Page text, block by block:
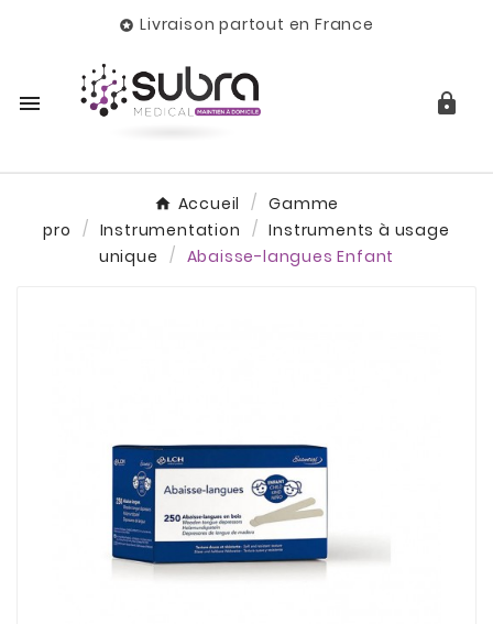
 Livraison partout en France
 
Accueil
Gamme
pro
Instrumentation
Instruments à usage
unique
Abaisse-langues Enfant